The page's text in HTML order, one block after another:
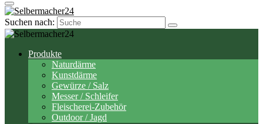
Suchen nach:
Produkte
Naturdärme
Kunstdärme
Gewürze / Salz
Messer / Schleifer
Fleischerei-Zubehör
Outdoor / Jagd